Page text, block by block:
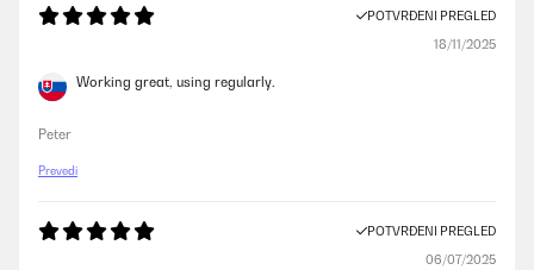
POTVRĐENI PREGLED
18/11/2025
Working great, using regularly.
Peter
Prevedi
POTVRĐENI PREGLED
06/07/2025